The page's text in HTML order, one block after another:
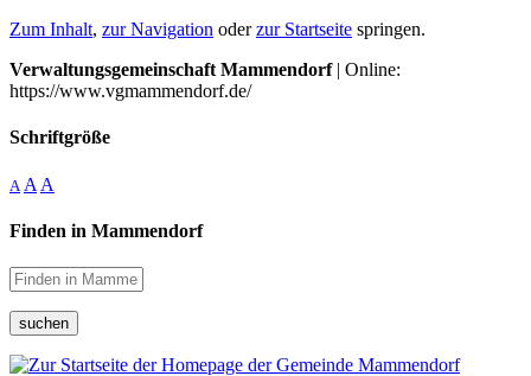
Zum Inhalt, zur Navigation oderzur Startseite springen.
Verwaltungsgemeinschaft Mammendorf| Online:
https://www.vgmammendorf.de/
Schriftgröße
A A A
Finden in Mammendorf
suchen